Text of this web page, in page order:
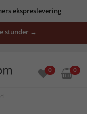
ekspreslevering
stunder →
0 0